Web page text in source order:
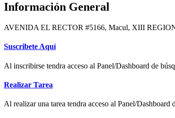
Información General
AVENIDA EL RECTOR #5166, Macul, XIII
Suscribete Aquí
Al inscribirse tendra acceso al Panel/Dashboard de
Realizar Tarea
Al realizar una tarea tendra acceso al Panel/